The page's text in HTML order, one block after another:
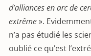
d’alliances en arc de
extrême».
n’a pas étudié les
oublié ce qu’est